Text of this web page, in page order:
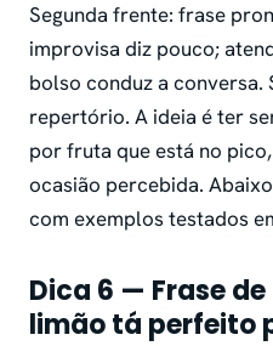
Segunda frente: frase
improvisa diz pouco;
bolso conduz a
repertório. A ideia é ter
por fruta que está no
ocasião percebida.
com exemplos testados
Dica 6 — Frase
limão tá perfeito